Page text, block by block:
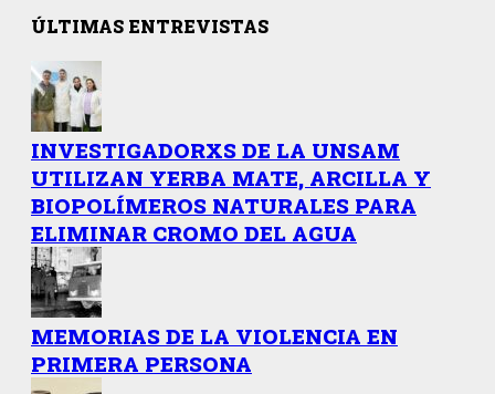
ÚLTIMAS ENTREVISTAS
INVESTIGADORXS DE LA UNSAM
UTILIZAN YERBA MATE, ARCILLA Y
BIOPOLÍMEROS NATURALES PARA
ELIMINAR CROMO DEL AGUA
MEMORIAS DE LA VIOLENCIA EN
PRIMERA PERSONA